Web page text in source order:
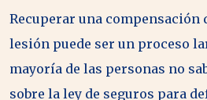
Recuperar una compensación
lesión puede ser un proceso
mayoría de las personas no
sobre la ley de seguros para